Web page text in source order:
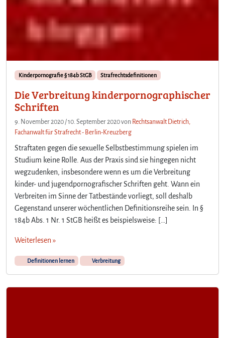
Kinderpornografie § 184b StGB Strafrechtsdefinitionen
Die Verbreitung kinderpornographischer
Schriften
9. November 2020 /10. September 2020von Rechtsanwalt Dietrich,
Fachanwalt für Strafrecht - Berlin-Kreuzberg
Straftaten gegen die sexuelle Selbstbestimmung spielen im
Studium keine Rolle. Aus der Praxis sind sie hingegen nicht
wegzudenken, insbesondere wenn es um die Verbreitung
kinder- und jugendpornografischer Schriften geht. Wann ein
Verbreiten im Sinne der Tatbestände vorliegt, soll deshalb
Gegenstand unserer wöchentlichen Definitionsreihe sein. In §
184b Abs. 1 Nr. 1 StGB heißt es beispielsweise: […]
Weiterlesen »
Definitionen lernen Verbreitung